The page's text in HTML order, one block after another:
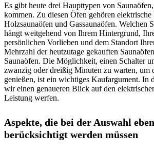
Es gibt heute drei Haupttypen von
kommen. Zu diesen Öfen gehören elektrische
Holzsaunaöfen und Gassaunaöfen. Welchen
hängt weitgehend von Ihrem Hintergrund,
persönlichen Vorlieben und dem Standort
Mehrzahl der heutzutage gekauften
Saunaöfen. Die Möglichkeit, einen Schalter
zwanzig oder dreißig Minuten zu warten, um
genießen, ist ein wichtiges Kaufargument. In
wir einen genaueren Blick auf den
Leistung werfen.
Aspekte, die bei der Auswahl
berücksichtigt werden müssen